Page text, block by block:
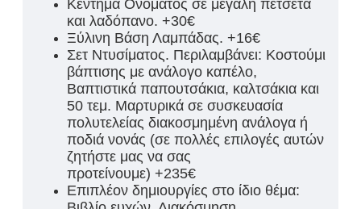
Κέντημα Ονόματος σε μεγάλη πετσέτα
και λαδόπανο. +30€
Ξύλινη Βάση Λαμπάδας. +16€
Σετ Ντυσίματος. Περιλαμβάνει: Κοστούμι
βάπτισης με ανάλογο καπέλο,
Βαπτιστικά παπουτσάκια, καλτσάκια και
50 τεμ. Μαρτυρικά σε συσκευασία
πολυτελείας διακοσμημένη ανάλογα ή
ποδιά νονάς (σε πολλές επιλογές αυτών
ζητήστε μας να σας
προτείνουμε) +235€
Επιπλέον δημιουργίες στο ίδιο θέμα: